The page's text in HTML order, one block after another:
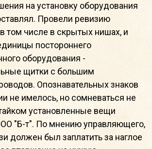
на установку оборудования
Провели ревизию
том числе в скрытых нишах, и
постороннего
оборудования -
щитки с большим
Опознавательных знаков
не имелось, но сомневаться не
установленные вещи
"Б-т". По мнению управляющего,
должен был заплатить за наглое